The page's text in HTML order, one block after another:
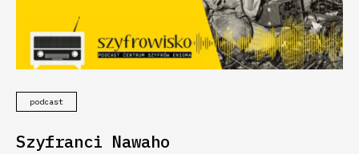
podcast
Szyfranci Nawaho